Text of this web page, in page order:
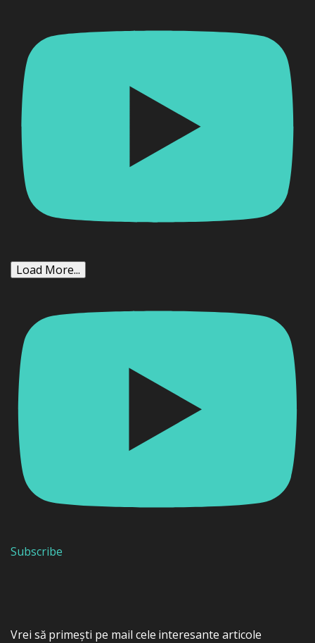
Load More...
Subscribe
Vrei să primești pe mail cele interesante articole